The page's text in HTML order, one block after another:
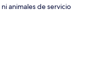
animales de servicio